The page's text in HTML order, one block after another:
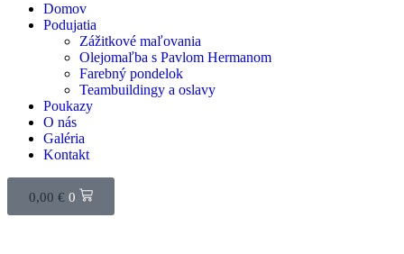
Domov
Podujatia
Zážitkové maľovania
Olejomaľba s Pavlom Hermanom
Farebný pondelok
Teambuildingy a oslavy
Poukazy
O nás
Galéria
Kontakt
0,00 € 0